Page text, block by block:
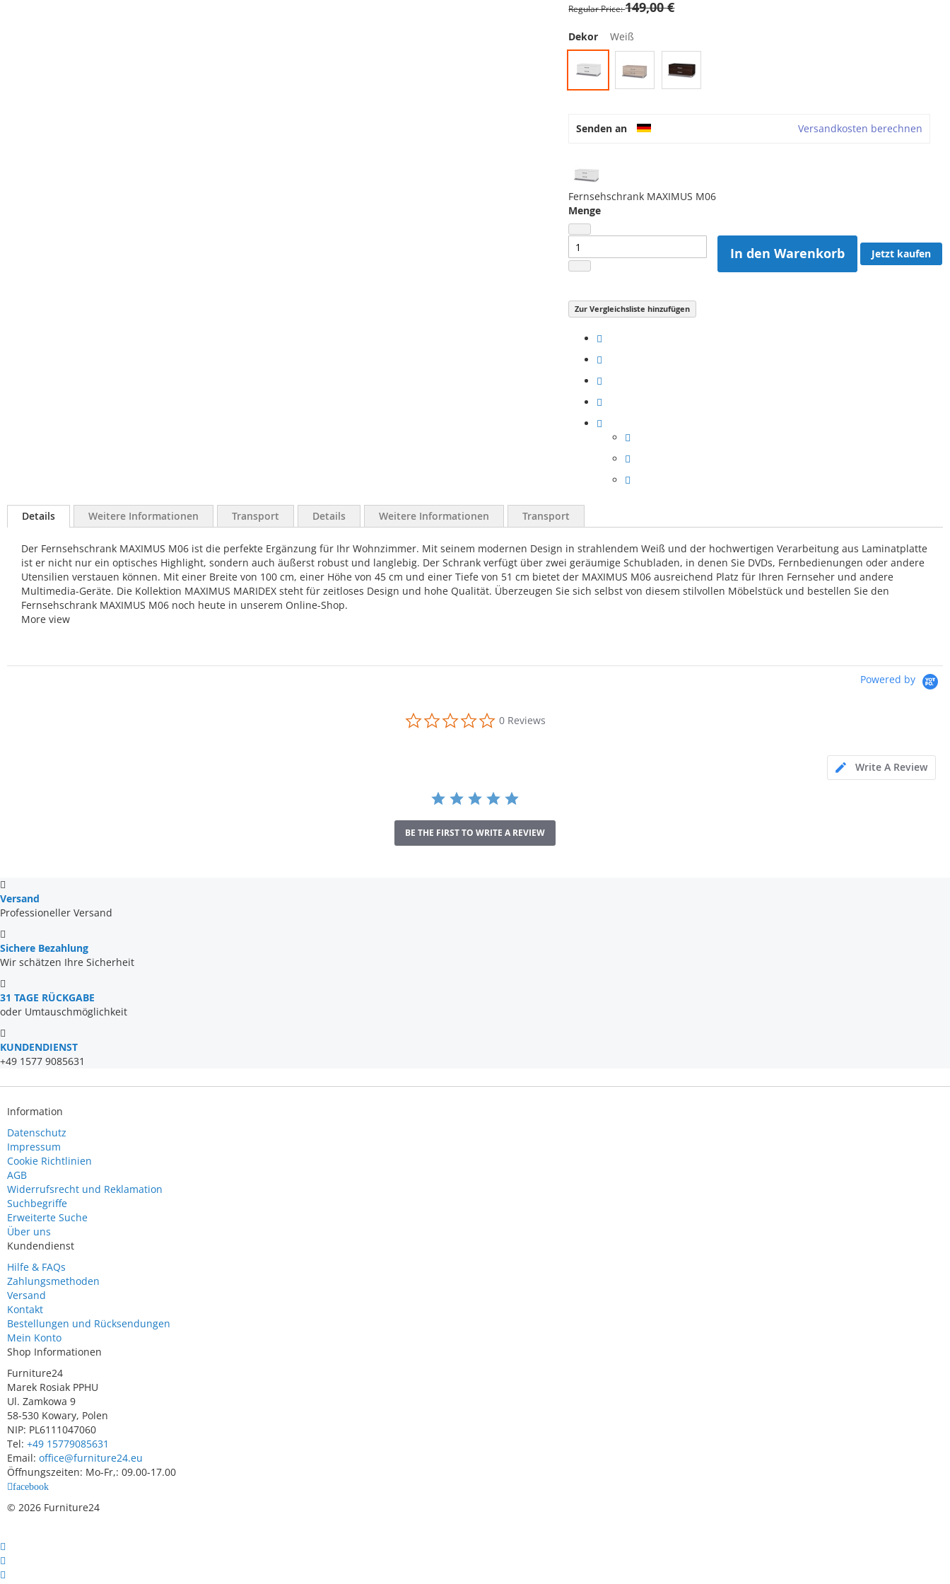
Regular Price 149,00 €
Dekor Weiß
Senden an Versandkosten berechnen
Fernsehschrank MAXIMUS M06
Menge
In den Warenkorb Jetzt kaufen
Zur Vergleichsliste hinzufügen
Details Weitere Informationen Transport Details
Der Fernsehschrank MAXIMUS M06 ist die perfekte Ergänzung für Ihr Wohnzimmer. Mit seinem modernen Design in strahlendem Weiß und der hochwertigen Verarbeitung aus Laminatplatte
ist er nicht nur ein optisches Highlight, sondern auch äußerst robust und langlebig. Der Schrank verfügt über zwei geräumige Schubladen, in denen Sie DVDs, Fernbedienungen oder andere
Utensilien verstauen können. Mit einer Breite von 100 cm, einer Höhe von 45 cm und einer Tiefe von 51 cm bietet der MAXIMUS M06 ausreichend Platz für Ihren Fernseher und andere
Multimedia-Geräte. Die Kollektion MAXIMUS MARIDEX steht für zeitloses Design und hohe Qualität. Überzeugen Sie sich selbst von diesem stilvollen Möbelstück und bestellen Sie den
Fernsehschrank MAXIMUS M06 noch heute in unserem Online-Shop.
More view
Weitere Informationen Transport
Powered by
0.0
star
0 Reviews
Write A Review
BE THE FIRST TO WRITE A REVIEW
Versand
Professioneller Versand
Sichere Bezahlung
Wir schätzen Ihre Sicherheit
31 TAGE RÜCKGABE
oder Umtauschmöglichkeit
KUNDENDIENST
+49 1577 9085631
Information
Datenschutz
Impressum
Cookie Richtlinien
AGB
Widerrufsrecht und Reklamation
Suchbegriffe
Erweiterte Suche
Über uns
Kundendienst
Hilfe & FAQs
Zahlungsmethoden
Versand
Kontakt
Bestellungen und Rücksendungen
Mein Konto
Shop Informationen
Furniture24
Marek Rosiak PPHU
Ul. Zamkowa 9
58-530 Kowary, Polen
NIP: PL6111047060
Tel: +49 15779085631
Email: office@furniture24.eu
Öffnungszeiten: Mo-Fr,: 09.00-17.00
facebook
© 2026 Furniture24